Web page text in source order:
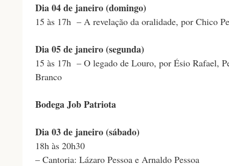
Dia 04 de janeiro (domingo)
15 às 17h – A revelação da oralidade, por Chico
Dia 05 de janeiro (segunda)
15 às 17h – O legado de Louro, por Ésio Rafael,
Branco
Bodega Job Patriota
Dia 03 de janeiro (sábado)
18h às 20h30
– Cantoria: Lázaro Pessoa e Arnaldo Pessoa